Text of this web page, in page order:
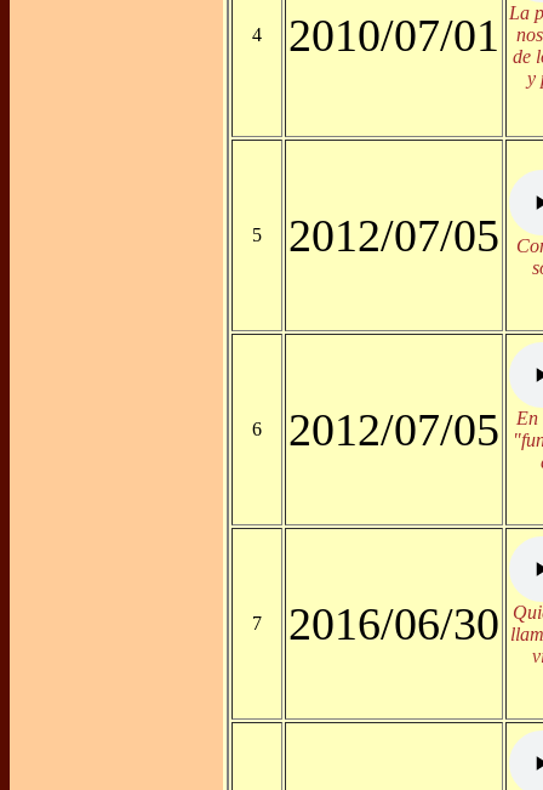
4 2010/07/01
La
de
y
5 2012/07/05
6 2012/07/05
En
7 2016/06/30